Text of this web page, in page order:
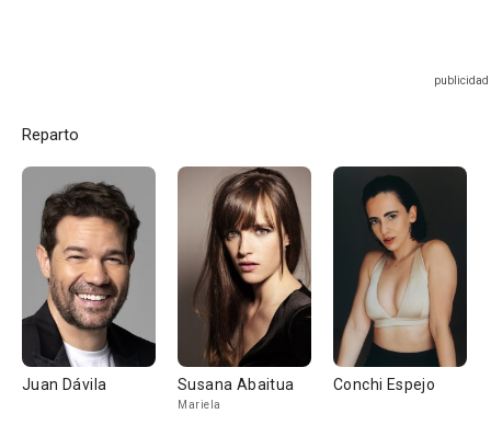
Reparto
Juan Dávila Susana Abaitua
Mariela
Conchi Espejo